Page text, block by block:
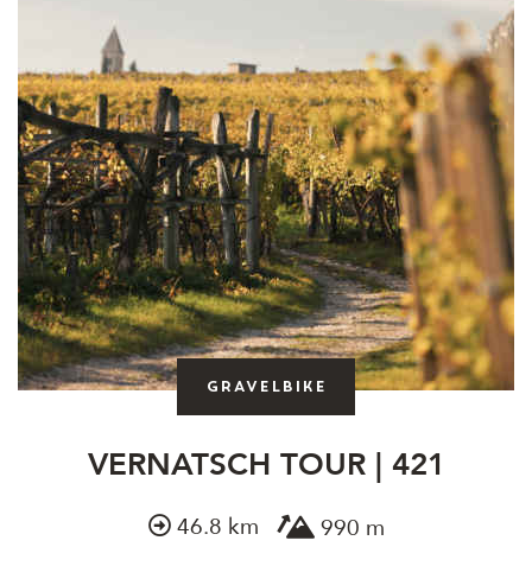
Gravelbike
VERNATSCH TOUR | 421
46.8 km 990 m